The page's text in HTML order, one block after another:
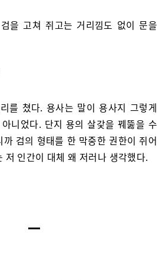
을 고쳐 쥐고는 거리낌도 없이 문을
를 쳤다. 용사는 말이 용사지 그렇게
니었다. 단지 용의 살갗을 꿰뚫을 수
검의 형태를 한 막중한 권한이 쥐어
저 인간이 대체 왜 저러나 생각했다.